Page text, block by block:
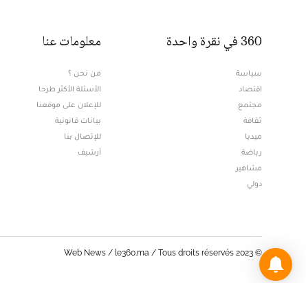
360 في نقرة واحدة
سياسة
اقتصاد
مجتمع
ثقافة
ميديا
رياضة
مشاهير
دولي
معلومات عنا
من نحن ؟
الأسئلة الأكثر طرحا
للإعلان على موقعنا
بيانات قانونية
للإتصال بنا
أرشيف
© Web News / le360.ma / Tous droits réservés 2023